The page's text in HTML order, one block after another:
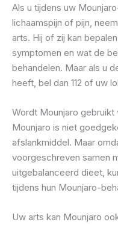
Als u tijdens uw
lichaamspijn of pijn,
arts. Hij of zij kan
symptomen en wat de
behandelen. Maar als u
heeft, bel dan 112 of uw
Wordt Mounjaro
Mounjaro is niet
afslankmiddel. Maar
voorgeschreven samen
uitgebalanceerd dieet,
tijdens hun Mounjaro-
Uw arts kan Mounjaro